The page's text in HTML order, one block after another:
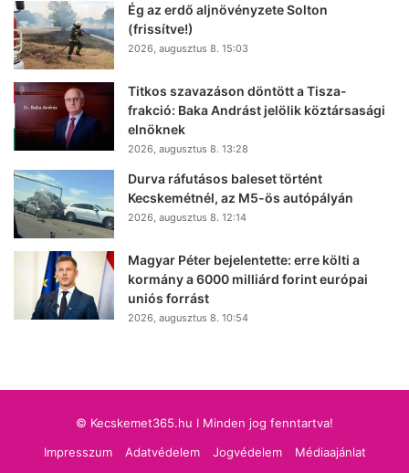
Ég az erdő aljnövényzete Solton
(frissítve!)
2026, augusztus 8. 15:03
Titkos szavazáson döntött a Tisza-
frakció: Baka Andrást jelölik köztársasági
elnöknek
2026, augusztus 8. 13:28
Durva ráfutásos baleset történt
Kecskemétnél, az M5-ös autópályán
2026, augusztus 8. 12:14
Magyar Péter bejelentette: erre költi a
kormány a 6000 milliárd forint európai
uniós forrást
2026, augusztus 8. 10:54
© Kecskemet365.hu I Minden jog fenntartva!
Impresszum
Adatvédelem Jogvédelem Médiaajánlat